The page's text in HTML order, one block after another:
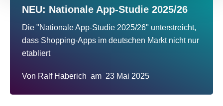
NEU: Nationale App-Studie 2025/26
Die "Nationale App-Studie 2025/26" unterstreicht,
dass Shopping-Apps im deutschen Markt nicht nur
etabliert
Von Ralf Haberich am 23 Mai 2025